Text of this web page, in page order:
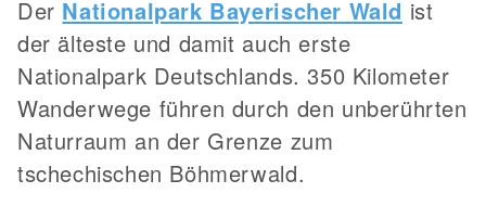
Der Nationalpark Bayerischer Wald ist
der älteste und damit auch erste
Nationalpark Deutschlands. 350 Kilometer
Wanderwege führen durch den unberührten
Naturraum an der Grenze zum
tschechischen Böhmerwald.